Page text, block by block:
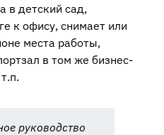
в детский сад,
к офису, снимает или
места работы,
в том же бизнес-
руководство